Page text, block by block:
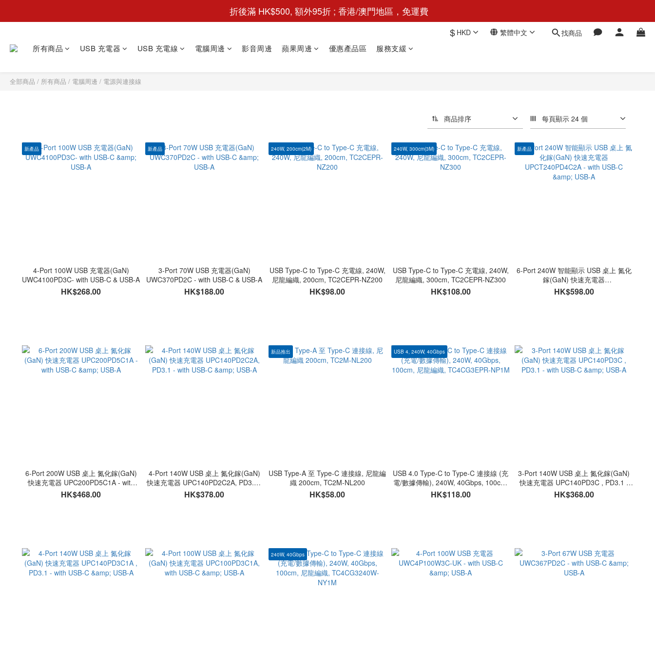
折後滿 HK$500, 額外95折 ; 香港/澳門地區，免運費
$ HKD 繁體中文 找商品
所有商品 USB 充電器 USB 充電線 電腦周邊 影音周邊 蘋果周邊 優惠產品區 服務支緩
全部商品 / 所有商品 / 電腦周邊 / 電源與連接線
商品排序 每頁顯示 24 個
新產品
4-Port 100W USB 充電器(GaN)
UWC4100PD3C- with USB-C & USB-A
HK$268.00
新產品
3-Port 70W USB 充電器(GaN)
UWC370PD2C - with USB-C & USB-A
HK$188.00
240W, 200cm(2M)
USB Type-C to Type-C 充電線, 240W,
尼龍編織, 200cm, TC2CEPR-NZ200
HK$98.00
240W, 300cm(3M)
USB Type-C to Type-C 充電線, 240W,
尼龍編織, 300cm, TC2CEPR-NZ300
HK$108.00
新產品
6-Port 240W 智能顯示 USB 桌上 氮化
鎵(GaN) 快速充電器
UPCT240PD4C2A - with USB-C &
USB-A
HK$598.00
6-Port 200W USB 桌上 氮化鎵(GaN)
快速充電器 UPC200PD5C1A - with
USB-C & USB-A
HK$468.00
4-Port 140W USB 桌上 氮化鎵(GaN)
快速充電器 UPC140PD2C2A, PD3.1 -
with USB-C & USB-A
HK$378.00
新品推出
USB Type-A 至 Type-C 連接線, 尼龍編
織 200cm, TC2M-NL200
HK$58.00
USB 4, 240W, 40Gbps
USB 4.0 Type-C to Type-C 連接線 (充
電/數據傳輸), 240W, 40Gbps, 100cm,
尼龍編織, TC4CG3EPR-NP1M
HK$118.00
3-Port 140W USB 桌上 氮化鎵(GaN)
快速充電器 UPC140PD3C , PD3.1 -
with USB-C & USB-A
HK$368.00
240W, 40Gbps